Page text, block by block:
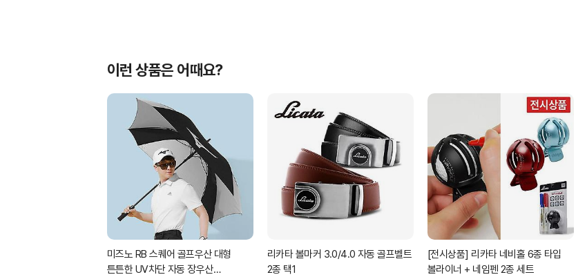
이런 상품은 어때요?
미즈노 RB 스퀘어 골프우산 대형
튼튼한 UV차단 자동 장우산
리카타 볼마커 3.0/4.0 자동 골프벨트
2종 택1
[전시상품] 리카타 네비홀 6종 타입
볼라이너 + 네임펜 2종 세트